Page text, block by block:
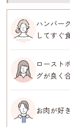
ハンバー
してすぐ
ロースト
グが良く
お肉が好